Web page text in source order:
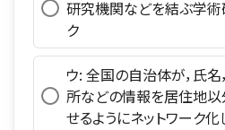
研究機関などを結ぶ学術
ク
ウ: 全国の自治体が，氏名
所などの情報を居住地
せるようにネットワーク